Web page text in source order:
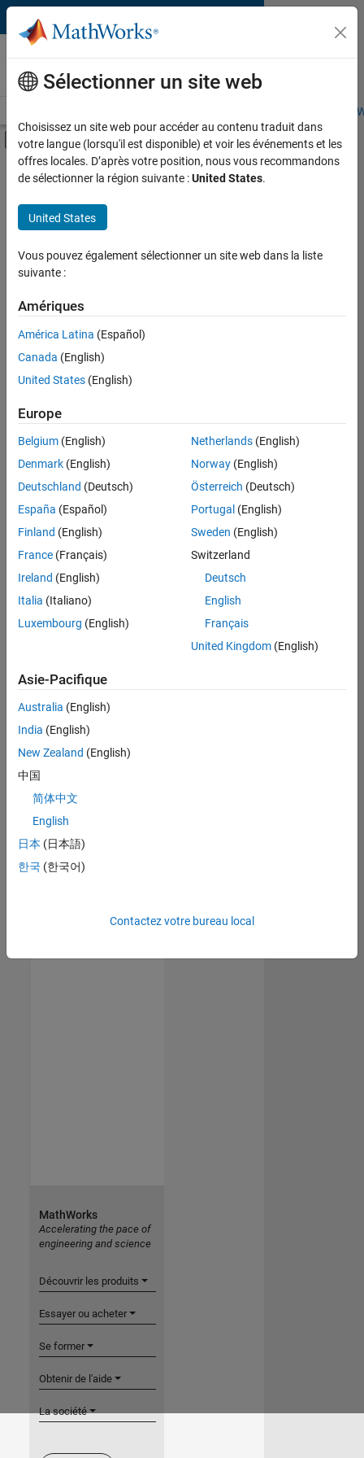
Passer au contenu
Livres basés sur MATLAB et
Simulink
Rejoindre le programme
Activer/désactiver l'affichage du menu
Catégorie
Produit
Rechercher
des livres
basés sur
MATLAB
Trouvez des livres
présentant de la
théorie, des
et des exercices.
Contenu principal
Recherche
Trier par
Sélectionner un site web
Choisissez un site web pour accéder au contenu traduit dans
votre langue (lorsqu'il est disponible) et voir les événements et les
offres locales. D’après votre position, nous vous recommandons
de sélectionner la région suivante :United States.
United States
Vous pouvez également sélectionner un site web dans la liste
suivante :
Amériques
América Latina (Español)
Canada (English)
United States (English)
Europe
Belgium (English)
Denmark (English)
Deutschland (Deutsch)
España (Español)
Finland (English)
France (Français)
Ireland (English)
Italia (Italiano)
Luxembourg (English)
Netherlands(English)
Norway(English)
Österreich (Deutsch)
Portugal (English)
Sweden (English)
Switzerland
Deutsch
English
Français
United Kingdom(English)
Asie-Pacifique
Australia (English)
India (English)
New Zealand (English)
中国
简体中文
English
日本 (日本語)
한국 (한국어)
Contactez votre bureau local
MathWorks
Accelerating the pace of
engineering and science
Découvrir les produits
Essayer ou acheter
Se former
Obtenir de l'aide
La société